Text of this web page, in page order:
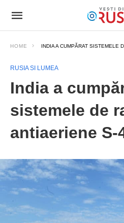
HOME INDIA A CUMPĂRAT SISTEMELE
RUSIA SI LUMEA
India a
sistemele de
antiaeriene S-